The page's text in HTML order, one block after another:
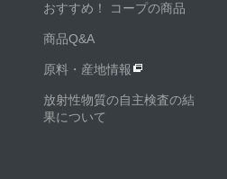
おすすめ！ コープの商品
商品Q&A
原料・産地情報
放射性物質の自主検査の結
果について